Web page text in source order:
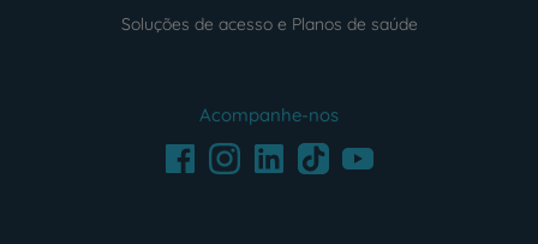
Soluções de acesso e Planos de saúde
Acompanhe-nos
FacebookInstagramLinkedInTikTokYoutube